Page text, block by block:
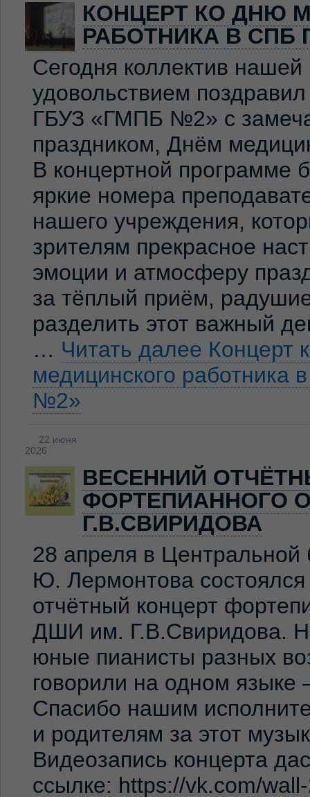
КОНЦЕРТ КО ДНЮ
РАБОТНИКА В СПБ
Сегодня коллектив
удовольствием
ГБУЗ «ГМПБ №2» с
праздником, Днём
В концертной программе
яркие номера
нашего учреждения,
зрителям прекрасное
эмоции и атмосферу
за тёплый приём,
разделить этот важный
… Читать далее Концерт
медицинского
№2»
22 июня
2026
ВЕСЕННИЙ
ФОРТЕПИАННОГО
Г.В.СВИРИДОВА
28 апреля в
Ю. Лермонтова состоялся
отчётный концерт
ДШИ им. Г.В.Свиридова.
юные пианисты разных
говорили на одном
Спасибо нашим
и родителям за этот
Видеозапись концерта
ссылке: https://vk.com/